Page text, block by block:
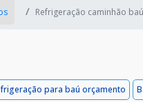
Refrigeração caminhão baú
para baú orçamento